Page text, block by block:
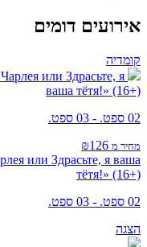
אירועים דומים
קומדיה
или Здрасьте, я
ваша тётя!» (16+)
02 ספט. - 03 ספט.
מחיר מ
или Здрасьте, я ваша
тётя!» (16+)
02 ספט. - 03 ספט.
הצגה